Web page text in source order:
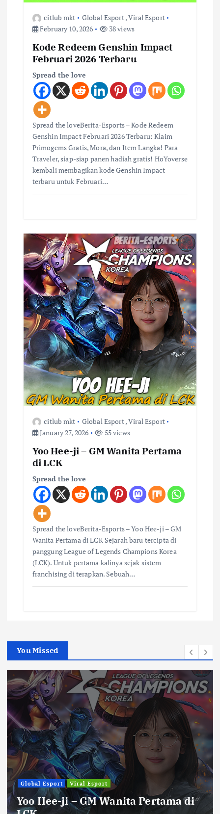
citlub mkt Global Esport,Viral Esport
February 10, 2026
38 views
Kode Redeem Genshin Impact
Februari 2026 Terbaru
Spread the love
Spread the loveBerita-Esports – Kode Redeem
Genshin Impact Februari 2026 Terbaru: Klaim
Primogems Gratis, Mora, dan Item Langka! Para
Traveler, siap-siap panen hadiah gratis! HoYoverse
kembali membagikan kode Genshin Impact
terbaru untuk Februari…
citlub mkt Global Esport,Viral Esport
January 27, 2026
55 views
Yoo Hee-ji – GM Wanita Pertama
di LCK
Spread the love
Spread the loveBerita-Esports – Yoo Hee-ji – GM
Wanita Pertama di LCK Sejarah baru tercipta di
panggung League of Legends Champions Korea
(LCK). Untuk pertama kalinya sejak sistem
franchising di terapkan. Sebuah…
You Missed
Global Esport Viral Esport
Yoo Hee-ji – GM Wanita Pertama di